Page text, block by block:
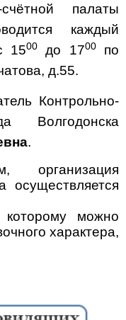
счётной палаты
каждый
1500 до 1700по
д.55.
Контрольно-
Волгодонска
.
осуществляется
можно
характера,